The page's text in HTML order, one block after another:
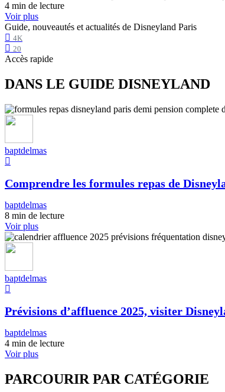
4 min de lecture
Voir plus
Guide, nouveautés et actualités de Disneyland Paris
4K
20
Accès rapide
DANS LE GUIDE DISNEYLAND
baptdelmas
Comprendre les formules repas de
baptdelmas
8 min de lecture
Voir plus
baptdelmas
Prévisions d’affluence 2025, visiter
baptdelmas
4 min de lecture
Voir plus
PARCOURIR PAR CATÉGORIE